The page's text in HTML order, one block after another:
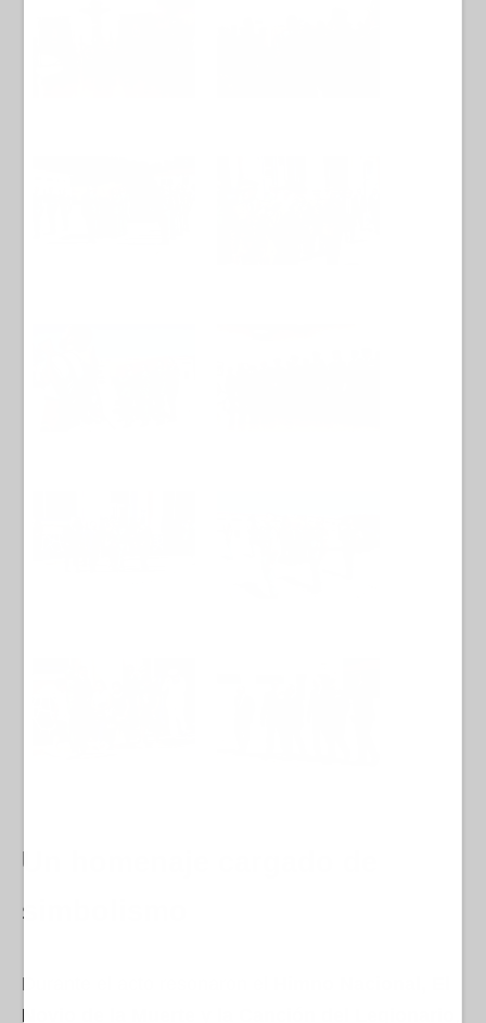
Un homenaje cargado de
simbolismo
Durante el acto resonaron el
Novio de la Muerte y la Canción del Legionario